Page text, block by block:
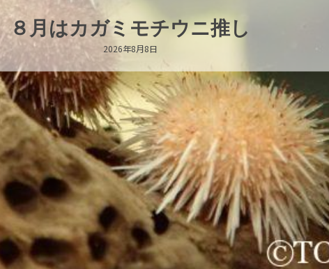
新発売！いちこキーホルダー
2026年8月8日